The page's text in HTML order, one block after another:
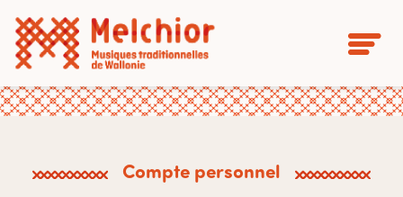
Compte personnel